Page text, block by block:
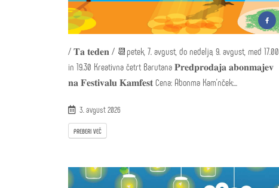
/ 𝐓𝐚 𝐭𝐞𝐝𝐞𝐧 / 📆petek, 7. avgust, do nedelja, 9. avgust, med 17.00
in 19.30 Kreativna četrt Barutana 𝐏𝐫𝐞𝐝𝐩𝐫𝐨𝐝𝐚𝐣𝐚 𝐚𝐛𝐨𝐧𝐦𝐚𝐣𝐞𝐯
𝐧𝐚 𝐅𝐞𝐬𝐭𝐢𝐯𝐚𝐥𝐮 𝐊𝐚𝐦𝐟𝐞𝐬𝐭 Cena: Abonma Kam'nček:...
3. avgust 2026
PREBERI VEČ